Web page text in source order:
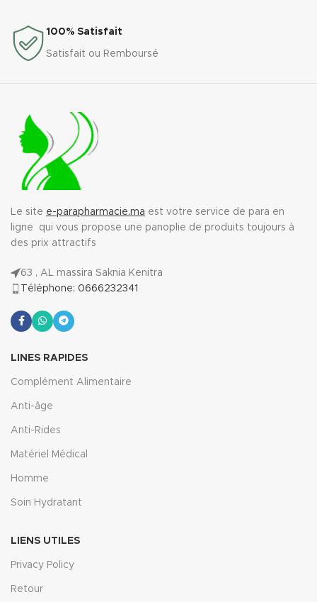
100% Satisfait
Satisfait ou Remboursé
Le site e-parapharmacie.ma est votre service de para en
ligne qui vous propose une panoplie de produits toujours à
des prix attractifs
63 , AL massira Saknia Kenitra
Téléphone: 0666232341
LINES RAPIDES
Complément Alimentaire
Anti-âge
Anti-Rides
Matériel Médical
Homme
Soin Hydratant
LIENS UTILES
Privacy Policy
Retour